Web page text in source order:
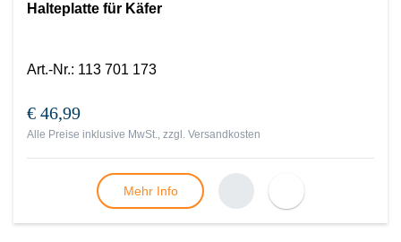
Halteplatte für Käfer
Art.-Nr.: 113 701 173
€ 46,99
Alle Preise inklusive MwSt., zzgl. Versandkosten
Mehr Info